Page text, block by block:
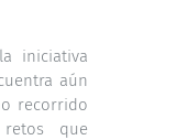
iniciativa
aún
recorrido
que